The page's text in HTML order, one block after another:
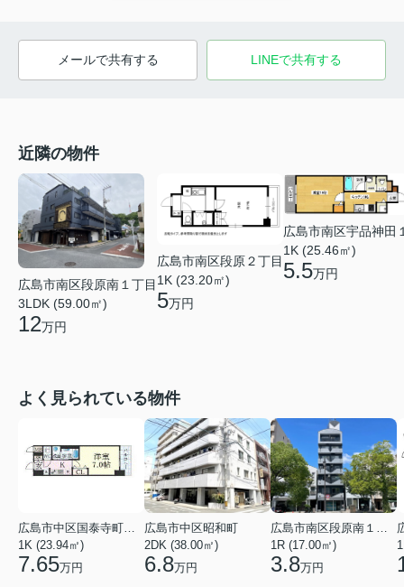
メールで共有する LINEで共有する
近隣の物件
広島市南区段原南１丁目
3LDK (59.00㎡)
12万円
広島市南区段原２丁目
1K (23.20㎡)
5万円
広島市南区宇品神田
1K (25.46㎡)
5.5万円
よく見られている物件
1K (23.94㎡)
7.65万円
広島市中区昭和町
2DK (38.00㎡)
6.8万円
1R (17.00㎡)
3.8万円